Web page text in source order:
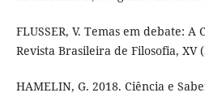
FLUSSER, V. Temas em debate: A
Revista Brasileira de Filosofia, XV
HAMELIN, G. 2018. Ciência e